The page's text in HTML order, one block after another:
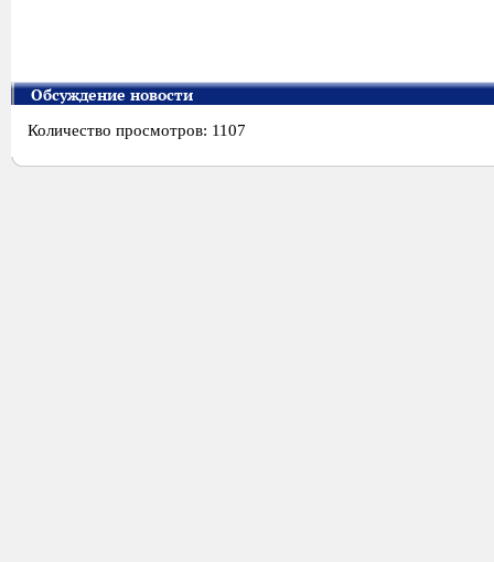
Обсуждение новости
Количество просмотров: 1107